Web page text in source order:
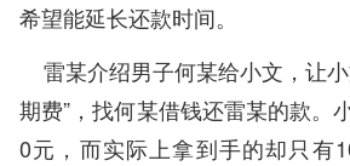
希望能延长还款时间。
雷某介绍男子何某给小文，让
期费”，找何某借钱还雷某的款。
0元，而实际上拿到手的却只有